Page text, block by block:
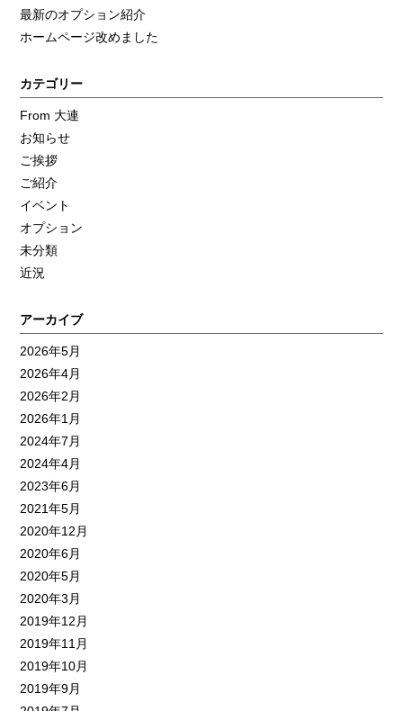
最新のオプション紹介
ホームページ改めました
カテゴリー
From 大連
お知らせ
ご挨拶
ご紹介
イベント
オプション
未分類
近況
アーカイブ
2026年5月
2026年4月
2026年2月
2026年1月
2024年7月
2024年4月
2023年6月
2021年5月
2020年12月
2020年6月
2020年5月
2020年3月
2019年12月
2019年11月
2019年10月
2019年9月